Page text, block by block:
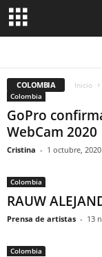
COLOMBIA Inicio
Colombia
GoPro
WebCam 2020
Cristina - 1 octubre, 2020
Colombia
RAUW
Prensa de artistas - 13
Colombia